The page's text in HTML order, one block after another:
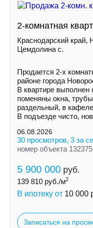
2-комнатная
Краснодарский край,
Цемдолина с.
Продается 2-х
районе города
В квартире выполнен
поменяны окна,
раздельный, в
В подъезде чисто,
06.08.2026
30 просмотров, 3 за
номер объекта
5 900 000 руб.
139 810 руб./м2
В ипотеку от 10 000
Записаться на